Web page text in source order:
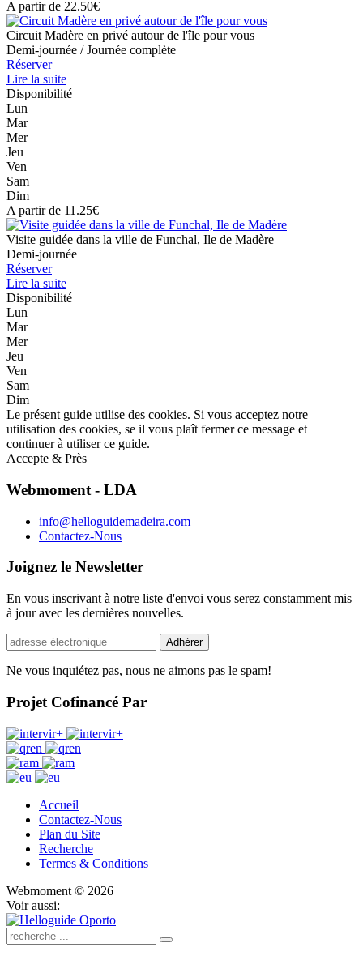
A partir de 22.50€
Circuit Madère en privé autour de l'île pour vous
Demi-journée / Journée complète
Réserver
Lire la suite
Disponibilité
Lun
Mar
Mer
Jeu
Ven
Sam
Dim
A partir de 11.25€
Visite guidée dans la ville de Funchal, Ile de Madère
Demi-journée
Réserver
Lire la suite
Disponibilité
Lun
Mar
Mer
Jeu
Ven
Sam
Dim
Le présent guide utilise des cookies. Si vous acceptez notre
utilisation des cookies, se il vous plaît fermer ce message et
continuer à utiliser ce guide.
Accepte & Près
Webmoment - LDA
info@helloguidemadeira.com
Contactez-Nous
Joignez le Newsletter
En vous inscrivant à notre liste d'envoi vous serez constamment mis
à jour avec les dernières nouvelles.
Ne vous inquiétez pas, nous ne aimons pas le spam!
Projet Cofinancé Par
Accueil
Contactez-Nous
Plan du Site
Recherche
Termes & Conditions
Webmoment © 2026
Voir aussi: